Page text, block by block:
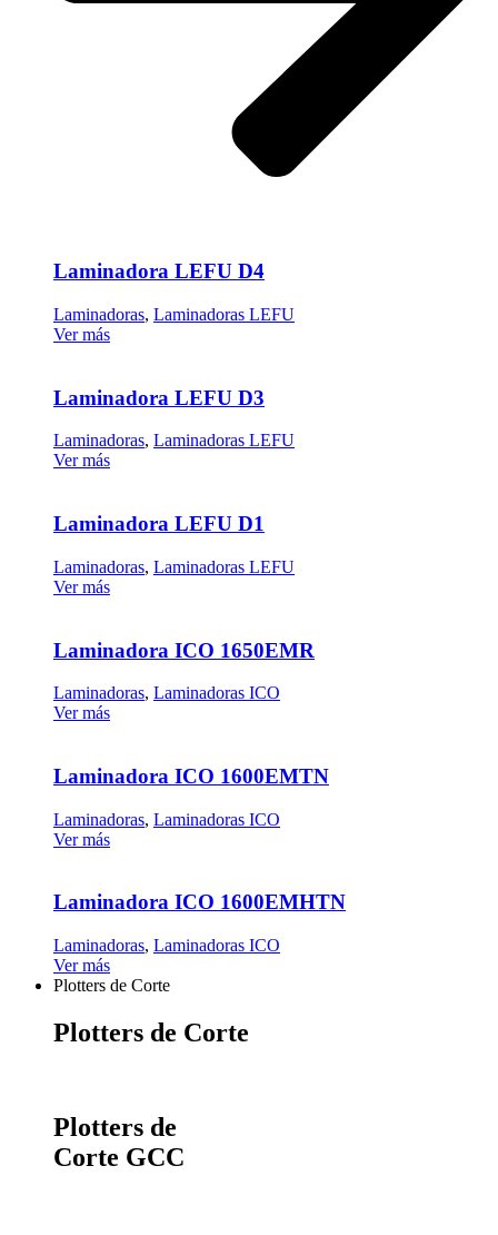
Laminadora LEFU D4
Laminadoras, Laminadoras LEFU
Ver más
Laminadora LEFU D3
Laminadoras, Laminadoras LEFU
Ver más
Laminadora LEFU D1
Laminadoras, Laminadoras LEFU
Ver más
Laminadora ICO 1650EMR
Laminadoras, Laminadoras ICO
Ver más
Laminadora ICO 1600EMTN
Laminadoras, Laminadoras ICO
Ver más
Laminadora ICO 1600EMHTN
Laminadoras, Laminadoras ICO
Ver más
Plotters de Corte
Plotters de Corte
Plotters de
Corte GCC